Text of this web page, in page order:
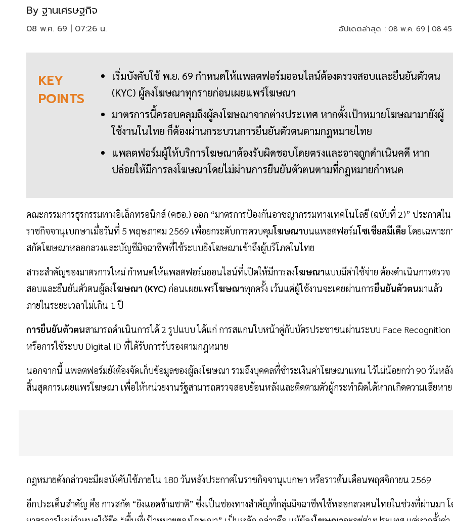
By ฐานเศรษฐกิจ
08 พ.ค. 69 | 07:26 น. อัปเดตล่าสุด : 08 พ.ค. 69 |
KEY
POINTS
เริ่มบังคับใช้ พ.ย. 69 กำหนดให้แพลตฟอร์มออนไลน์ต้องตรวจสอบและยืนยันตัวตน
(KYC) ผู้ลงโฆษณาทุกรายก่อนเผยแพร่โฆษณา
มาตรการนี้ครอบคลุมถึงผู้ลงโฆษณาจากต่างประเทศ หากตั้งเป้าหมายโฆษณามายังผู้
ใช้งานในไทย ก็ต้องผ่านกระบวนการยืนยันตัวตนตามกฎหมายไทย
แพลตฟอร์มผู้ให้บริการโฆษณาต้องรับผิดชอบโดยตรงและอาจถูกดำเนินคดี หาก
ปล่อยให้มีการลงโฆษณาโดยไม่ผ่านการยืนยันตัวตนตามที่กฎหมายกำหนด
คณะกรรมการธุรกรรมทางอิเล็กทรอนิกส์ (คธอ.) ออก “มาตรการป้องกันอาชญากรรมทางเทคโนโลยี (ฉบับที่ 2)” ประกาศใน
ราชกิจจานุเบกษาเมื่อวันที่ 5 พฤษภาคม 2569 เพื่อยกระดับการควบคุมโฆษณาบนแพลตฟอร์มโซเชียลมีเดียโดยเฉพาะก
สกัดโฆษณาหลอกลวงและบัญชีมิจฉาชีพที่ใช้ระบบยิงโฆษณาเข้าถึงผู้บริโภคในไทย
สาระสำคัญของมาตรการใหม่ กำหนดให้แพลตฟอร์มออนไลน์ที่เปิดให้มีการลงโฆษณาแบบมีค่าใช้จ่าย ต้องดำเนินการตรวจ
สอบและยืนยันตัวตนผู้ลงโฆษณา (KYC) ก่อนเผยแพร่โฆษณาทุกครั้ง เว้นแต่ผู้ใช้งานจะเคยผ่านการยืนยันตัวตนมาแล้ว
ภายในระยะเวลาไม่เกิน 1 ปี
การยืนยันตัวตนสามารถดำเนินการได้ 2 รูปแบบ ได้แก่ การสแกนใบหน้าคู่กับบัตรประชาชนผ่านระบบ Face Recognition
หรือการใช้ระบบ Digital ID ที่ได้รับการรับรองตามกฎหมาย
นอกจากนี้ แพลตฟอร์มยังต้องจัดเก็บข้อมูลของผู้ลงโฆษณา รวมถึงบุคคลที่ชำระเงินค่าโฆษณาแทน ไว้ไม่น้อยกว่า 90 วันหลัง
สิ้นสุดการเผยแพร่โฆษณา เพื่อให้หน่วยงานรัฐสามารถตรวจสอบย้อนหลังและติดตามตัวผู้กระทำผิดได้หากเกิดความเสียหาย
กฎหมายดังกล่าวจะมีผลบังคับใช้ภายใน 180 วันหลังประกาศในราชกิจจานุเบกษา หรือราวต้นเดือนพฤศจิกายน 2569
อีกประเด็นสำคัญ คือ การสกัด “ยิงแอดข้ามชาติ” ซึ่งเป็นช่องทางสำคัญที่กลุ่มมิจฉาชีพใช้หลอกลวงคนไทยในช่วงที่ผ่านมา โ